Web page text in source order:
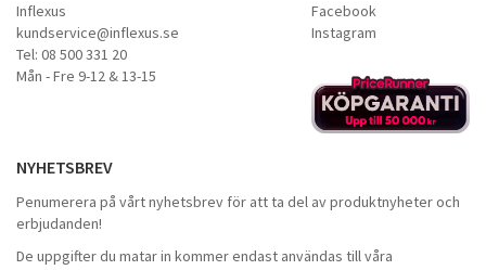
Inflexus
kundservice@inflexus.se
Tel: 08 500 331 20
Mån - Fre 9-12 & 13-15
Facebook
Instagram
NYHETSBREV
Penumerera på vårt nyhetsbrev för att ta del av produktnyheter och
erbjudanden!
De uppgifter du matar in kommer endast användas till våra